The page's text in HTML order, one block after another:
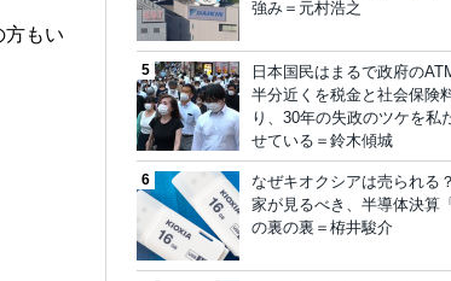
方もい
強み＝元村浩之
日本国民はまるで政府の
半分近くを税金と社会保険
り、30年の失政のツケを私
せている＝鈴木傾城
なぜキオクシアは売られる
家が見るべき、半導体決算
の裏の裏＝栫井駿介